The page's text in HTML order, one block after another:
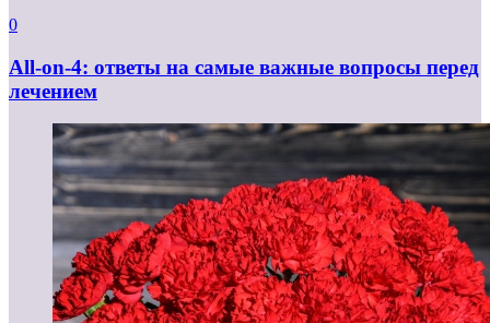
0
All-on-4: ответы на самые важные вопросы перед
лечением